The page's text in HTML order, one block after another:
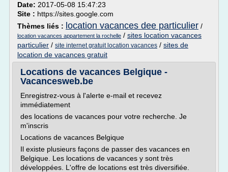
Date: 2017-05-08 15:47:23
Site : https://sites.google.com
Thèmes liés : location vacances dee particulier /
location vacances appartement la rochelle / sites location vacances
particulier / site internet gratuit location vacances / sites de
location de vacances gratuit
Locations de vacances Belgique -
Vacancesweb.be
Enregistrez-vous à l'alerte e-mail et recevez
immédiatement
des locations de vacances pour votre recherche. Je
m'inscris
Locations de vacances Belgique
Il existe plusieurs façons de passer des vacances en
Belgique. Les locations de vacances y sont très
développées. L'offre de locations est très diversifiée.